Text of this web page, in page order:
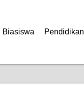
Biasiswa Pendidikan